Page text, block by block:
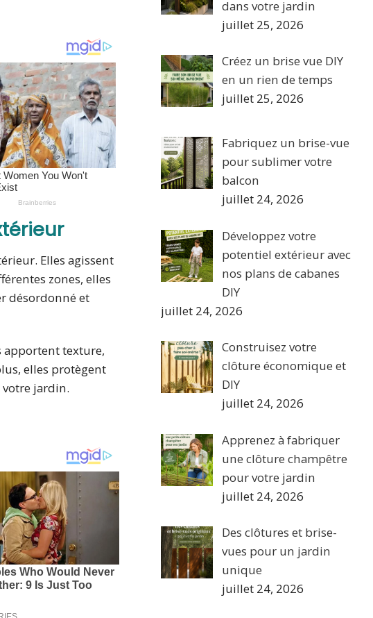
Elles agissent
zones, elles
désordonné et
apportent texture,
elles protègent
votre jardin.
dans votre jardin
juillet 25, 2026
Créez un brise vue DIY
en un rien de temps
juillet 25, 2026
Fabriquez un brise-vue
pour sublimer votre
balcon
juillet 24, 2026
Développez votre
potentiel extérieur avec
nos plans de cabanes
DIY
juillet 24, 2026
Construisez votre
clôture économique et
DIY
juillet 24, 2026
Apprenez à fabriquer
une clôture champêtre
pour votre jardin
juillet 24, 2026
Des clôtures et brise-
vues pour un jardin
unique
juillet 24, 2026